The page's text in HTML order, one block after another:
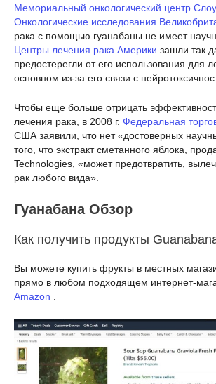
Мемориальный онкологический центр
Онкологические исследования
рака с помощью гуанабаны не имеет
Центры лечения рака Америки зашли так
предостерегли от его использования для
основном из-за его связи с
Чтобы еще больше отрицать
лечения рака, в 2008 г. Федеральная
США заявили, что нет «достоверных
того, что экстракт сметанного яблока,
Technologies, «может предотвратить,
рак любого вида».
Гуанабана Обзор
Как получить продукты
Вы можете купить фрукты в местных
прямо в любом подходящем интернет-
Amazon